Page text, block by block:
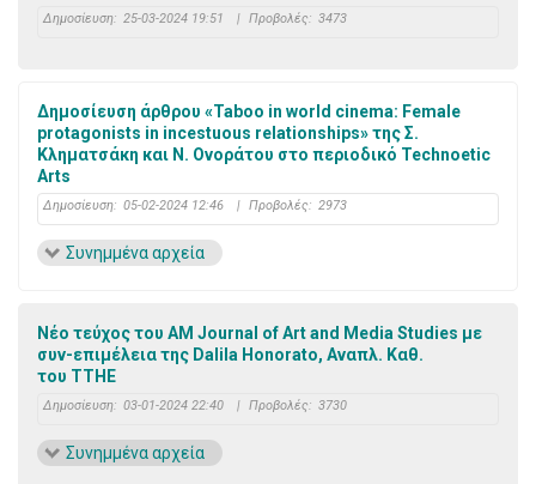
Δημοσίευση: 25-03-2024 19:51 | Προβολές: 3473
Δημοσίευση άρθρου «Taboo in world cinema: Female
protagonists in incestuous relationships» της Σ.
Κληματσάκη και Ν. Ονοράτου στο περιοδικό Technoetic
Arts
Δημοσίευση: 05-02-2024 12:46 | Προβολές: 2973
Συνημμένα αρχεία
Νέο τεύχος του AM Journal of Art and Media Studies με
συν-επιμέλεια της Dalila Honorato, Αναπλ. Καθ.
του TTHE
Δημοσίευση: 03-01-2024 22:40 | Προβολές: 3730
Συνημμένα αρχεία